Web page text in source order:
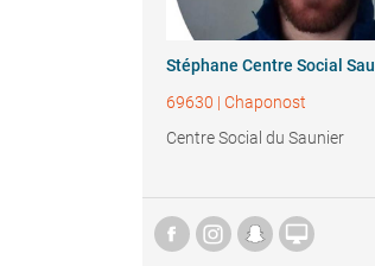
Stéphane Centre Social
69630 | Chaponost
Centre Social du Saunier
